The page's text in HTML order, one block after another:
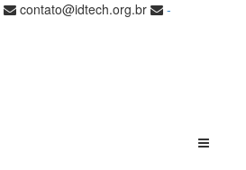
contato@idtech.org.br
-
Toggle